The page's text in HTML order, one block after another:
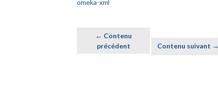
omeka-xml
← Contenu
précédent
Contenu suivant